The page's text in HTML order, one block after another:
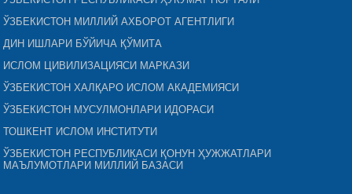
ЎЗБЕКИСТОН МИЛЛИЙ АХБОРОТ АГЕНТЛИГИ
ДИН ИШЛАРИ БЎЙИЧА ҚЎМИТА
ИСЛОМ ЦИВИЛИЗАЦИЯСИ МАРКАЗИ
ЎЗБЕКИСТОН ХАЛҚАРО ИСЛОМ АКАДЕМИЯСИ
ЎЗБЕКИСТОН МУСУЛМОНЛАРИ ИДОРАСИ
ТОШКЕНТ ИСЛОМ ИНСТИТУТИ
ЎЗБЕКИСТОН РЕСПУБЛИКАСИ ҚОНУН ҲУЖЖАТЛАРИ
МАЪЛУМОТЛАРИ МИЛЛИЙ БАЗАСИ